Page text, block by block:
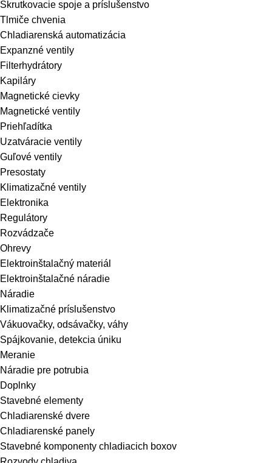
Skrutkovacie spoje a príslušenstvo
Tlmiče chvenia
Chladiarenská automatizácia
Expanzné ventily
Filterhydrátory
Kapiláry
Magnetické cievky
Magnetické ventily
Priehľadítka
Uzatváracie ventily
Guľové ventily
Presostaty
Klimatizačné ventily
Elektronika
Regulátory
Rozvádzače
Ohrevy
Elektroinštalačný materiál
Elektroinštalačné náradie
Náradie
Klimatizačné príslušenstvo
Vákuovačky, odsávačky, váhy
Spájkovanie, detekcia úniku
Meranie
Náradie pre potrubia
Doplnky
Stavebné elementy
Chladiarenské dvere
Chladiarenské panely
Stavebné komponenty chladiacich boxov